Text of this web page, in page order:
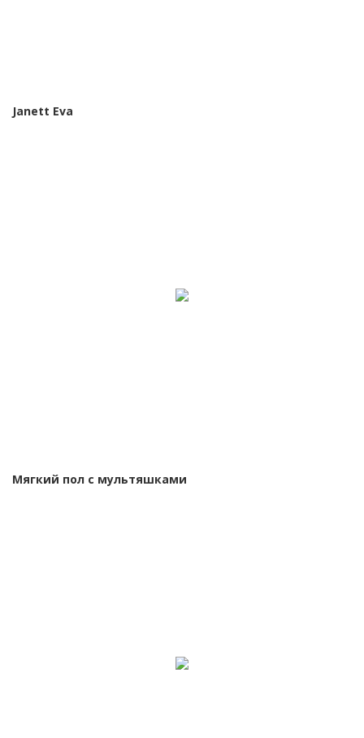
Janett Eva
Мягкий пол с мультяшками